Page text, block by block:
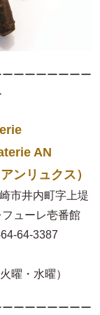
ーーーーーーー
AN
ンリュクス）
市井内町字上堤
ューレ壱番館
64-3387
曜・水曜）
ーーーーーーー